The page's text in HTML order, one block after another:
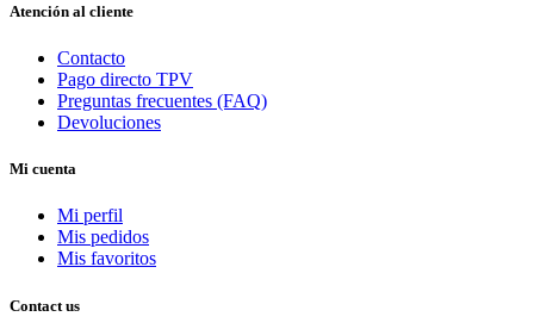
Atención al cliente
Contacto
Pago directo TPV
Preguntas frecuentes (FAQ)
Devoluciones
Mi cuenta
Mi perfil
Mis pedidos
Mis favoritos
Contact us